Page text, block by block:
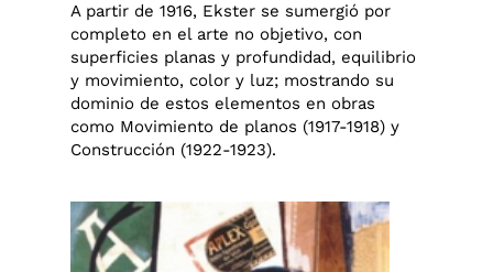
A partir de 1916, Ekster se sumergió por
completo en el arte no objetivo, con
superficies planas y profundidad, equilibrio
y movimiento, color y luz; mostrando su
dominio de estos elementos en obras
como Movimiento de planos (1917-1918) y
Construcción (1922-1923).